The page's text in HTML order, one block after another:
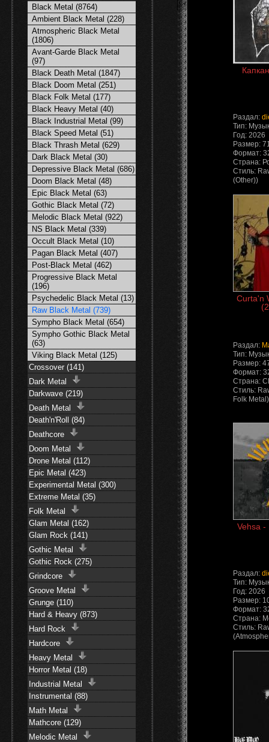
Black Metal (8764)
Ambient Black Metal (228)
Atmospheric Black Metal
(1806)
Avant-Garde Black Metal
(97)
Black Death Metal (1847)
Black Doom Metal (251)
Black Folk Metal (177)
Black Heavy Metal (40)
Black Industrial Metal (99)
Black Speed Metal (51)
Black Thrash Metal (629)
Dark Black Metal (30)
Depressive Black Metal (686)
Doom Black Metal (48)
Epic Black Metal (63)
Gothic Black Metal (72)
Melodic Black Metal (922)
NS Black Metal (339)
Occult Black Metal (10)
Pagan Black Metal (407)
Post-Black Metal (462)
Progressive Black Metal
(196)
Psychedelic Black Metal (13)
Raw Black Metal (739)
Sympho Black Metal (654)
Sympho Gothic Black Metal
(63)
Viking Black Metal (125)
Crossover (141)
Dark Metal
Darkwave (219)
Death Metal
Death'n'Roll (84)
Deathcore
Doom Metal
Drone Metal (112)
Epic Metal (423)
Experimental Metal (300)
Extreme Metal (35)
Folk Metal
Glam Metal (162)
Glam Rock (141)
Gothic Metal
Gothic Rock (275)
Grindcore
Groove Metal
Grunge (110)
Hard & Heavy (873)
Hard Rock
Hardcore
Heavy Metal
Horror Metal (18)
Industrial Metal
Instrumental (88)
Math Metal
Mathcore (129)
Melodic Metal
Раздал:
Тип:
Год: 2026
Размер:
Формат:
Страна:
Стиль:
(Other))
Curta'n
Раздал:
Тип:
Размер:
Формат:
Страна:
Стиль:
Folk Metal)
Vehsa -
Раздал:
Тип:
Год: 2026
Размер:
Формат:
Страна:
Стиль: